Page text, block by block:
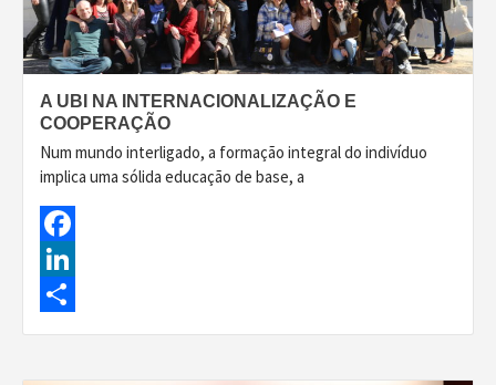
A UBI NA INTERNACIONALIZAÇÃO E
COOPERAÇÃO
Num mundo interligado, a formação integral do indivíduo
implica uma sólida educação de base, a
Facebook
LinkedIn
Share